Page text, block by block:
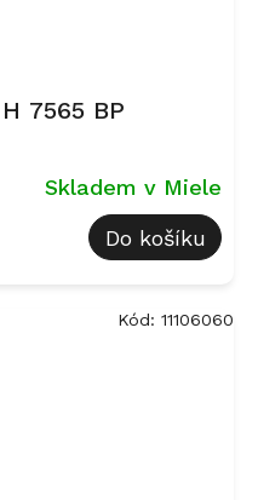
7565 BP
Skladem v Miele
Do košíku
Kód: 11106060